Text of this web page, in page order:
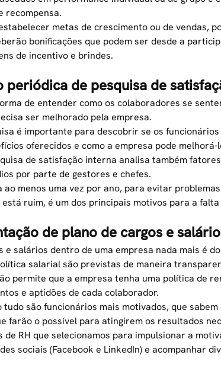
recompensa.
metas de crescimento ou de vendas,
bonificações que podem ser desde a
de incentivo e brindes.
periódica de pesquisa de
de entender como os colaboradores se
ser melhorado pela empresa.
é importante para descobrir se os
oferecidos e como a empresa pode
de satisfação interna analisa também
por parte de gestores e chefes.
ao menos uma vez por ano, para evitar
ruim, é um dos principais motivos para a
de plano de cargos e
e salários dentro de uma empresa nada mais é
salarial são previstas de maneira
permite que a empresa tenha uma política de
e aptidões de cada colaborador.
são funcionários mais motivados, que
farão o possível para atingirem os resultados
de RH que selecionamos para impulsionar a
sociais (Facebook e LinkedIn) e acompanhar